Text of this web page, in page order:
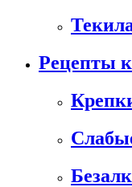
Рецепты